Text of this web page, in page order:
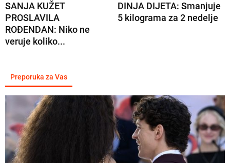
SANJA KUŽET
PROSLAVILA
ROĐENDAN: Niko ne
veruje koliko...
DINJA DIJETA: Smanjuje
5 kilograma za 2 nedelje
Preporuka za Vas